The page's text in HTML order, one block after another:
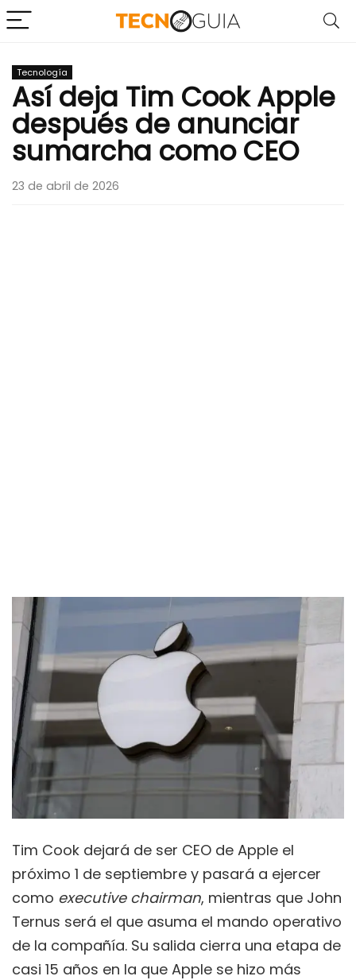
Tecnología
Así deja Tim Cook Apple
después de anunciar
sumarcha como CEO
23 de abril de 2026
Tim Cook dejará de ser CEO de Apple el
próximo 1 de septiembre y pasará a ejercer
como executive chairman, mientras que John
Ternus será el que asuma el mando operativo
de la compañía. Su salida cierra una etapa de
casi 15 años en la que Apple se hizo más